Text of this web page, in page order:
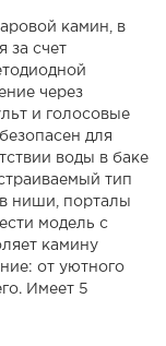
камин, в
за счет
через
и голосовые
для
воды в баке
тип
ниши, порталы
модель с
камину
от уютного
Имеет 5